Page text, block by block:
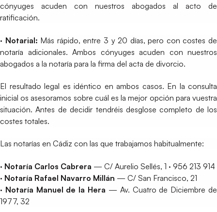
cónyuges acuden con nuestros abogados al acto de
ratificación.
· Notarial: Más rápido, entre 3 y 20 días, pero con costes de
notaría adicionales. Ambos cónyuges acuden con nuestros
abogados a la notaría para la firma del acta de divorcio.
El resultado legal es idéntico en ambos casos. En la consulta
inicial os asesoramos sobre cuál es la mejor opción para vuestra
situación. Antes de decidir tendréis desglose completo de los
costes totales.
Las notarías en Cádiz con las que trabajamos habitualmente:
· Notaría Carlos Cabrera — C/ Aurelio Sellés, 1 · 956 213 914
· Notaría Rafael Navarro Millán — C/ San Francisco, 21
· Notaría Manuel de la Hera — Av. Cuatro de Diciembre de
1977, 32